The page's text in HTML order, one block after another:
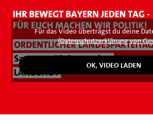
Für das Video überträgst du deine
(Datenschutzerklärung von